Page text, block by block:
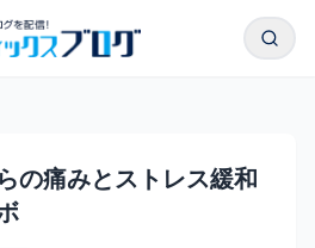
検索
の痛みとストレス緩和